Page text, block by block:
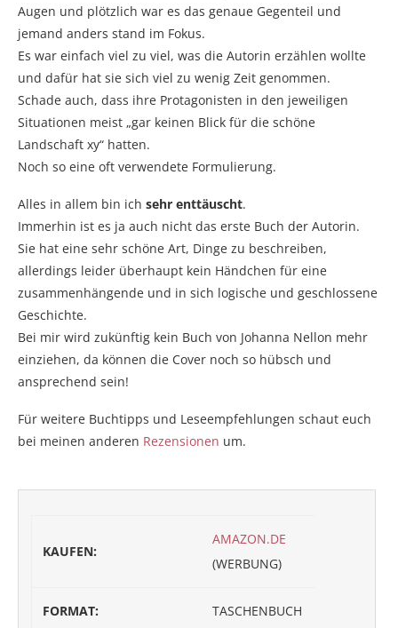
Augen und plötzlich war es das genaue Gegenteil und
jemand anders stand im Fokus.
Es war einfach viel zu viel, was die Autorin erzählen wollte
und dafür hat sie sich viel zu wenig Zeit genommen.
Schade auch, dass ihre Protagonisten in den jeweiligen
Situationen meist „gar keinen Blick für die schöne
Landschaft xy“ hatten.
Noch so eine oft verwendete Formulierung.
Alles in allem bin ich sehr enttäuscht.
Immerhin ist es ja auch nicht das erste Buch der Autorin.
Sie hat eine sehr schöne Art, Dinge zu beschreiben,
allerdings leider überhaupt kein Händchen für eine
zusammenhängende und in sich logische und geschlossene
Geschichte.
Bei mir wird zukünftig kein Buch von Johanna Nellon mehr
einziehen, da können die Cover noch so hübsch und
ansprechend sein!
Für weitere Buchtipps und Leseempfehlungen schaut euch
bei meinen anderen Rezensionen um.
KAUFEN:
AMAZON.DE
(WERBUNG)
FORMAT: TASCHENBUCH